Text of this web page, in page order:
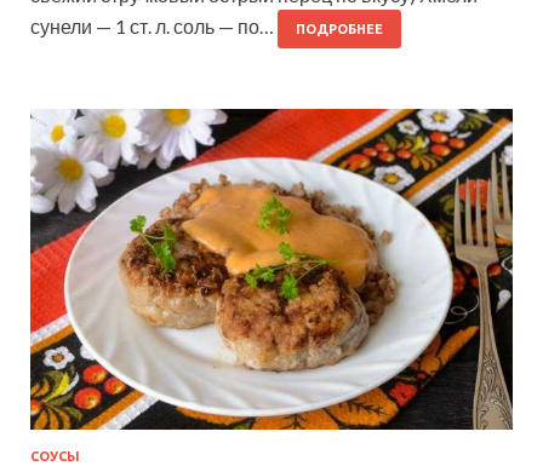
сунели — 1 ст. л. соль — по…
ПОДРОБНЕЕ
СОУСЫ